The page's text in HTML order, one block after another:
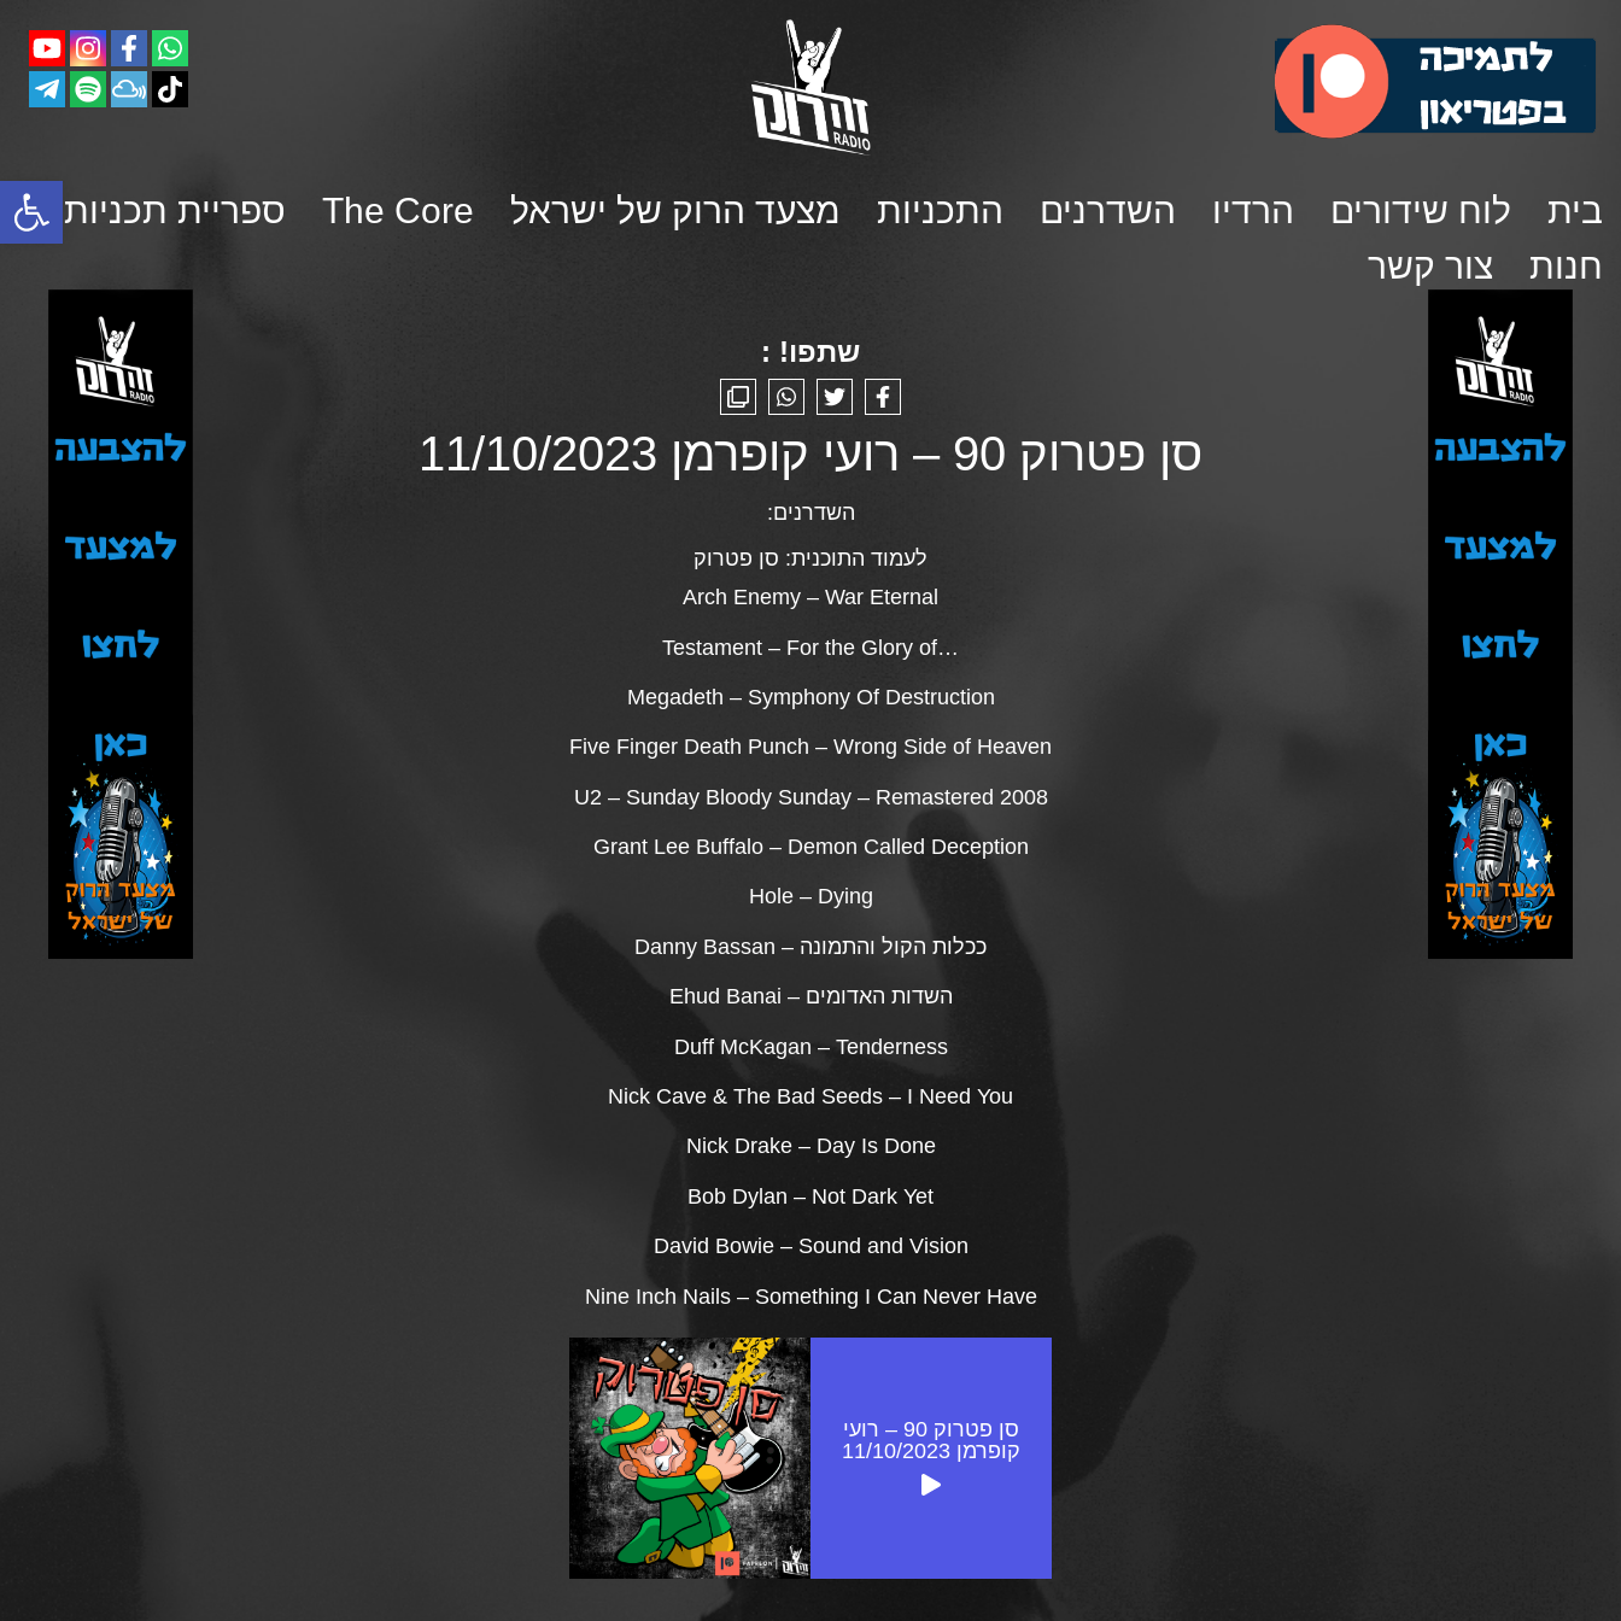
פתח סרגל נגישות בית לוח שידורים הרדיו השדרנים התכניות מצעד הרוק של ישראל The Core
ספריית תכניות
חנות
צור קשר
שתפו! :
סן פטרוק 90 – רועי קופרמן 11/10/2023
השדרנים:
לעמוד התוכנית: סן פטרוק
Arch Enemy – War Eternal
Testament – For the Glory of…
Megadeth – Symphony Of Destruction
Five Finger Death Punch – Wrong Side of Heaven
U2 – Sunday Bloody Sunday – Remastered 2008
Grant Lee Buffalo – Demon Called Deception
Hole – Dying
Danny Bassan – ככלות הקול והתמונה
Ehud Banai – השדות האדומים
Duff McKagan – Tenderness
Nick Cave & The Bad Seeds – I Need You
Nick Drake – Day Is Done
Bob Dylan – Not Dark Yet
David Bowie – Sound and Vision
Nine Inch Nails – Something I Can Never Have
סן פטרוק 90 – רועי
קופרמן 11/10/2023